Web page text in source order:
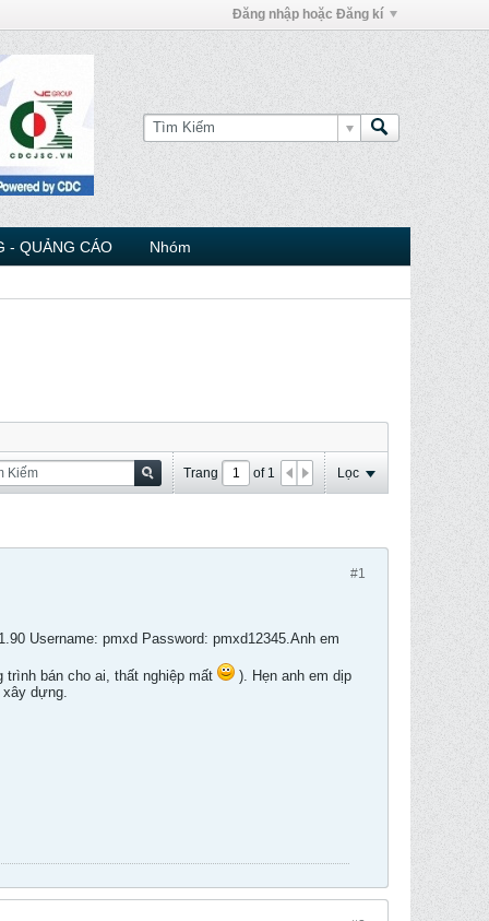
Đăng nhập hoặc Đăng kí
- QUẢNG CÁO Nhóm
Trang of 1 Lọc
#1
Username: pmxd Password: pmxd12345.Anh em
bán cho ai, thất nghiệp mất
). Hẹn anh em dịp
xây dựng.